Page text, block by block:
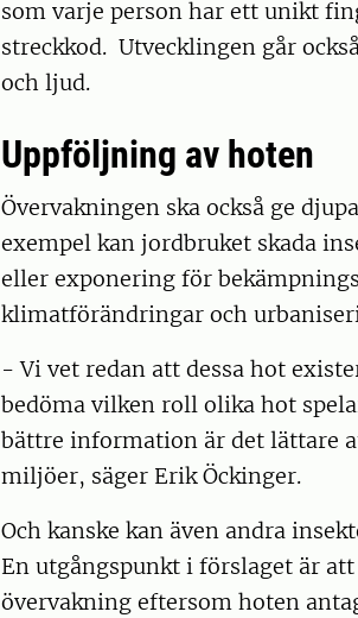
som varje person har ett unikt
streckkod. Utvecklingen går
och ljud.
Uppföljning av hoten
Övervakningen ska också ge
exempel kan jordbruket skada
eller exponering för
klimatförändringar och
- Vi vet redan att dessa hot
bedöma vilken roll olika hot
bättre information är det lättare
miljöer, säger Erik Öckinger.
Och kanske kan även andra
En utgångspunkt i förslaget är
övervakning eftersom hoten